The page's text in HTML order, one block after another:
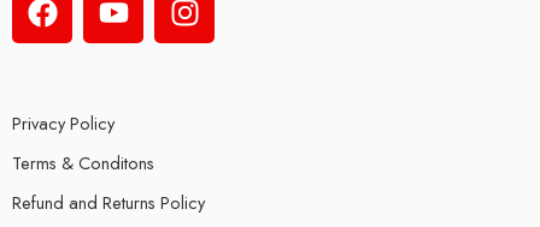
Privacy Policy
Terms & Conditons
Refund and Returns Policy